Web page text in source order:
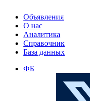
Объявления
О нас
Аналитика
Справочник
База данных
ФБ